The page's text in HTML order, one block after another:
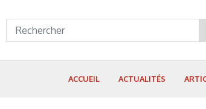
ACCUEIL ACTUALITÉS